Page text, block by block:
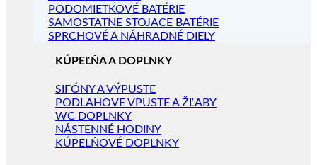
PODOMIETKOVÉ BATÉRIE
SAMOSTATNE STOJACE BATÉRIE
SPRCHOVÉ A NÁHRADNÉ DIELY
KÚPEĽŇA A DOPLNKY
SIFÓNY A VÝPUSTE
PODLAHOVE VPUSTE A ŽĽABY
WC DOPLNKY
NÁSTENNÉ HODINY
KÚPELŇOVÉ DOPLNKY